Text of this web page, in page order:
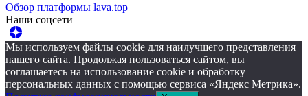
Обзор платформы lava.top
Наши соцсети
Мы используем файлы cookie для наилучшего представления
нашего сайта. Продолжая пользоваться сайтом, вы
соглашаетесь на использование cookie и обработку
персональных данных с помощью сервиса «Яндекс Метрика».